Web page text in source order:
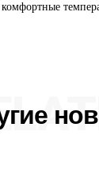
комфортные